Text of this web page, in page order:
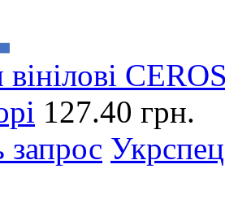
вінілові
127.40 грн.
запрос